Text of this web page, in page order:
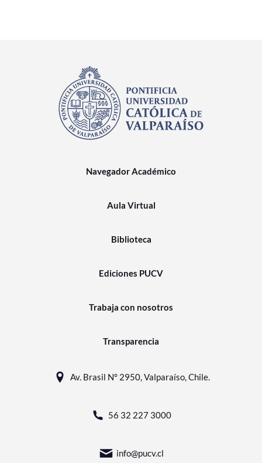
Navegador Académico
Aula Virtual
Biblioteca
Ediciones PUCV
Trabaja con nosotros
Transparencia
Av. Brasil N° 2950, Valparaíso, Chile.
56 32 227 3000
info@pucv.cl